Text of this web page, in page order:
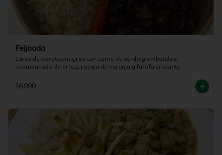
Feijoada
Guiso de porotos negros con carne de cerdo y embutidos,
acompañado de arroz, rodaja de naranja y farofa crocante
$6.990